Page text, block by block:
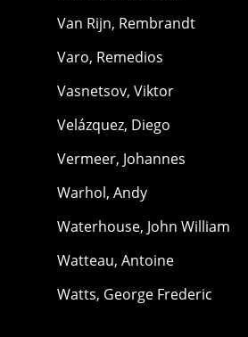
Van Rijn, Rembrandt
Varo, Remedios
Vasnetsov, Viktor
Velázquez, Diego
Vermeer, Johannes
Warhol, Andy
Waterhouse, John William
Watteau, Antoine
Watts, George Frederic